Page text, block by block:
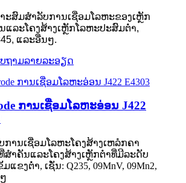
ະສົມສໍາລັບການເຊື່ອມໂລຫະຂອງເຫຼັກ
ແລະໂຄງສ້າງເຫຼັກໂລຫະປະສົມຕ່ໍາ,
ແລະອື່ນໆ.
ຖາມລາຍລະອຽດ
ການເຊື່ອມໂລຫະອ່ອນ J422
ການເຊື່ອມໂລຫະໂຄງສ້າງເຫລໍກຄາ
ສໍາຄັນແລະໂຄງສ້າງເຫຼັກຕ່ໍາທີ່ມີລະດັບ
ແຂງຕ່ໍາ, ເຊັ່ນ: Q235, 09MnV, 09Mn2,